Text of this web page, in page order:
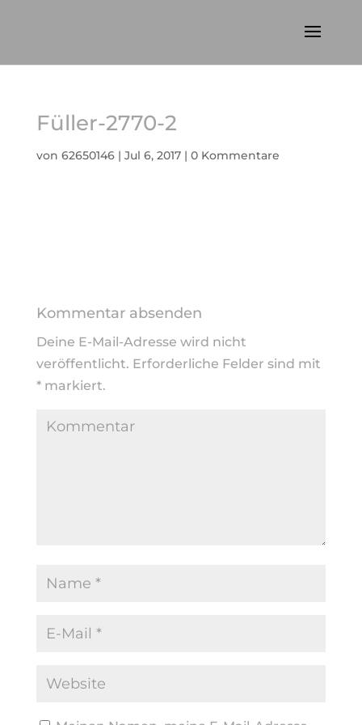
Füller-2770-2
von 62650146| Jul 6, 2017| 0 Kommentare
Kommentar absenden
Deine E-Mail-Adresse wird nicht
veröffentlicht. Erforderliche Felder sind mit
*markiert.